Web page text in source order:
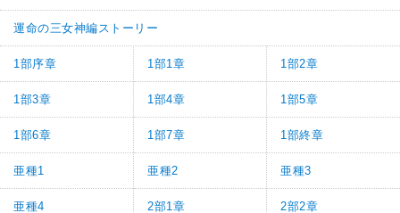
運命の三女神編ストーリー
1部序章 1部1章 1部2章
1部3章 1部4章 1部5章
1部6章 1部7章 1部終章
亜種1 亜種2 亜種3
亜種4 2部1章 2部2章